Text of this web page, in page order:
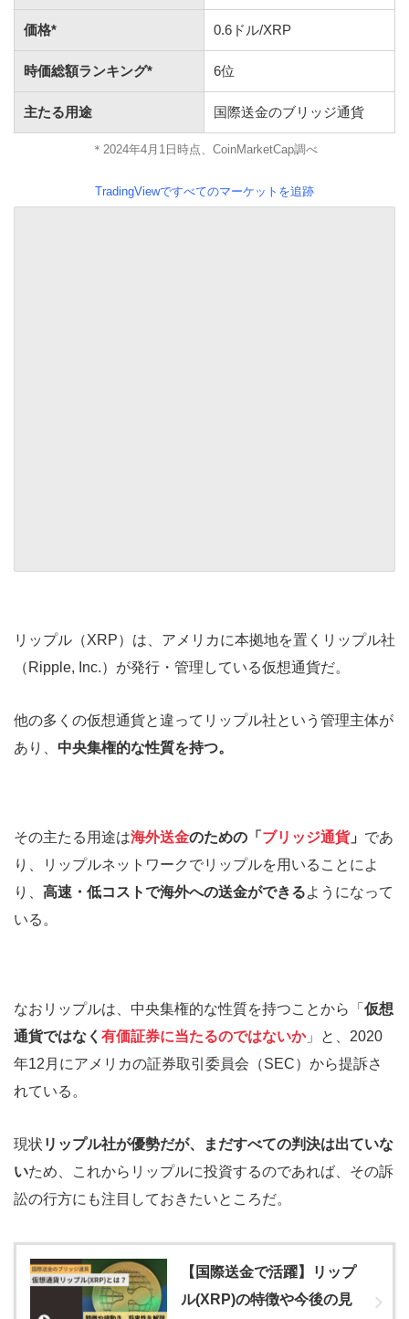
価格* 0.6ドル/XRP
時価総額ランキング* 6位
主たる用途 国際送金のブリッジ通貨
＊2024年4月1日時点、CoinMarketCap調べ
TradingViewですべてのマーケットを追跡
リップル（XRP）は、アメリカに本拠地を置くリップル社
（Ripple, Inc.）が発行・管理している仮想通貨だ。
他の多くの仮想通貨と違ってリップル社という管理主体が
あり、 中央集権的な性質を持つ。
その主たる用途は海外送金のための「 ブリッジ通貨」 であ
り、リップルネットワークでリップルを用いることによ
り、 高速・低コストで海外への送金ができるようになって
いる。
なおリップルは、中央集権的な性質を持つことから「 仮想
通貨ではなく 有価証券に当たるのではないか」と、2020
年12月にアメリカの証券取引委員会（SEC）から提訴さ
れている。
現状 リップル社が優勢だが、まだすべての判決は出ていな
いため、これからリップルに投資するのであれば、その訴
訟の行方にも注目しておきたいところだ。
【国際送金で活躍】リップ
ル(XRP)の特徴や今後の見